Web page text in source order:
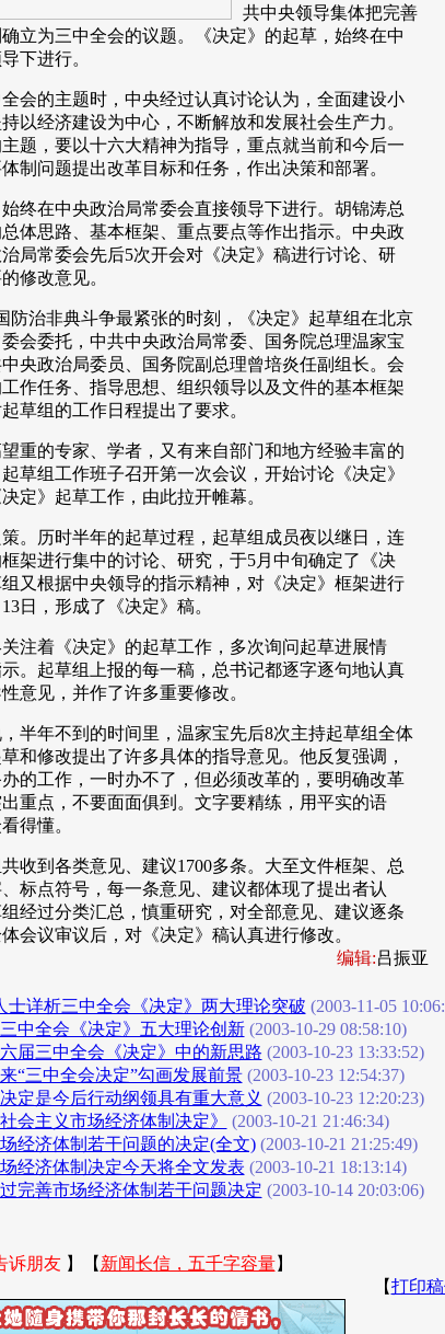
共中央领导集体把完善
立为三中全会的议题。《决定》的起草，始终在中
下进行。
的主题时，中央经过认真讨论认为，全面建设小
以经济建设为中心，不断解放和发展社会生产力。
题，要以十六大精神为指导，重点就当前和今后一
制问题提出改革目标和任务，作出决策和部署。
在中央政治局常委会直接领导下进行。胡锦涛总
体思路、基本框架、重点要点等作出指示。中央政
局常委会先后5次开会对《决定》稿进行讨论、研
修改意见。
治非典斗争最紧张的时刻，《决定》起草组在北京
会委托，中共中央政治局常委、国务院总理温家宝
央政治局委员、国务院副总理曾培炎任副组长。会
工作任务、指导思想、组织领导以及文件的基本框架
草组的工作日程提出了要求。
的专家、学者，又有来自部门和地方经验丰富的
草组工作班子召开第一次会议，开始讨论《决定》
定》起草工作，由此拉开帷幕。
历时半年的起草过程，起草组成员夜以继日，连
架进行集中的讨论、研究，于5月中旬确定了《决
又根据中央领导的指示精神，对《决定》框架进行
日，形成了《决定》稿。
着《决定》的起草工作，多次询问起草进展情
。起草组上报的每一稿，总书记都逐字逐句地认真
意见，并作了许多重要修改。
年不到的时间里，温家宝先后8次主持起草组全体
和修改提出了许多具体的指导意见。他反复强调，
的工作，一时办不了，但必须改革的，要明确改革
重点，不要面面俱到。文字要精练，用平实的语
得懂。
到各类意见、建议1700多条。大至文件框架、总
标点符号，每一条意见、建议都体现了提出者认
经过分类汇总，慎重研究，对全部意见、建议逐条
会议审议后，对《决定》稿认真进行修改。
编辑:吕振亚
士详析三中全会《决定》两大理论突破 (2003-11-05
中全会《决定》五大理论创新(2003-10-29 08:58:10)
届三中全会《决定》中的新思路 (2003-10-23 13:33:52)
“三中全会决定”勾画发展前景(2003-10-23 12:54:37)
定是今后行动纲领具有重大意义 (2003-10-23 12:20:23)
会主义市场经济体制决定》
(2003-10-21 21:46:34)
经济体制若干问题的决定(全文)(2003-10-21 21:25:49)
经济体制决定今天将全文发表 (2003-10-21 18:13:14)
完善市场经济体制若干问题决定 (2003-10-14 20:03:06)
诉朋友】【 新闻长信，五千字容量】
【打印